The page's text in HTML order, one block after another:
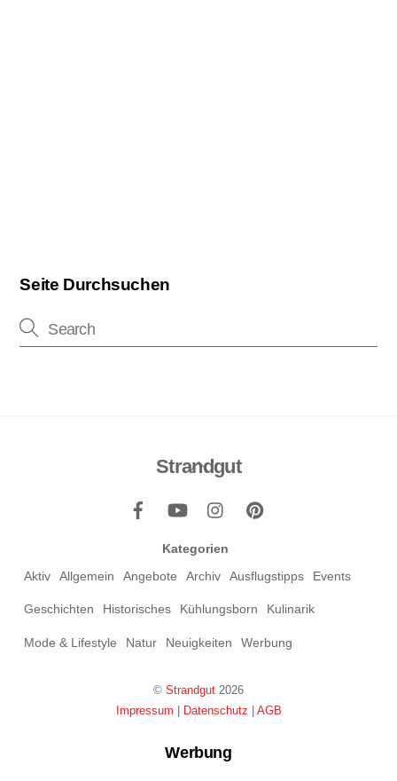
Seite Durchsuchen
Back
Top
Strandgut
Kategorien
Aktiv
Allgemein Angebote Archiv Ausflugstipps Events
Geschichten Historisches Kühlungsborn Kulinarik
Mode & Lifestyle Natur Neuigkeiten Werbung
© Strandgut 2026
Impressum | Datenschutz | AGB
Werbung